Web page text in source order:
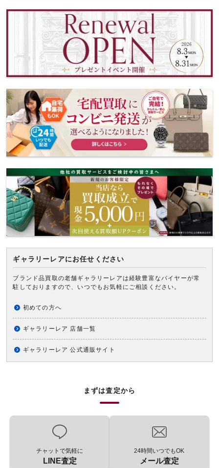
ギャラリーレアにお任せください
ブランド品買取の老舗ギャラリーレアは経験豊富なバイヤーが常
駐しておりますので、いつでもお気軽にご相談ください。
初めての方へ
ギャラリーレア 店舗一覧
ギャラリーレア 公式通販サイト
まずは査定から
チャットで気軽に
LINE査定
24時間いつでもOK
メール査定